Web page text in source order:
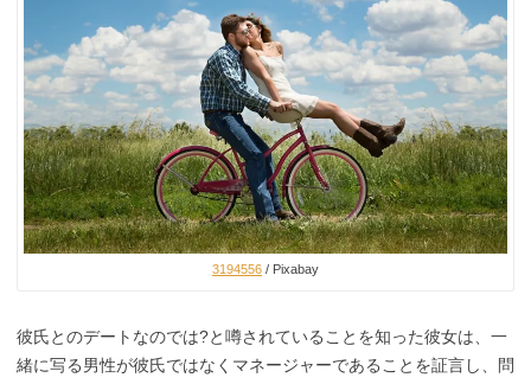
3194556 / Pixabay
彼氏とのデートなのでは?と噂されていることを知った彼女は、一
緒に写る男性が彼氏ではなくマネージャーであることを証言し、問